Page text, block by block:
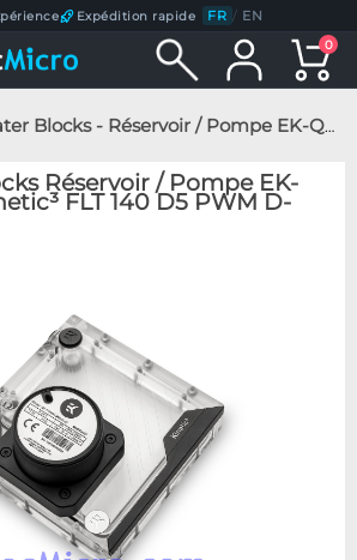
Expédition rapide FR / EN
0
- Réservoir / Pompe EK-Quantum Kinetic³ FLT 140 D5 PWM D-RGB - Plexi
Réservoir / Pompe EK-
FLT 140 D5 PWM D-